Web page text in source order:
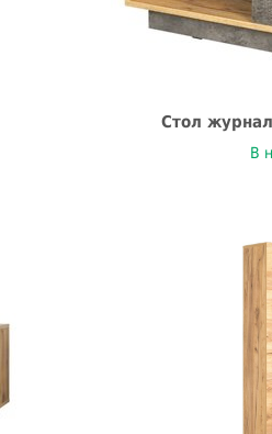
Стол
В